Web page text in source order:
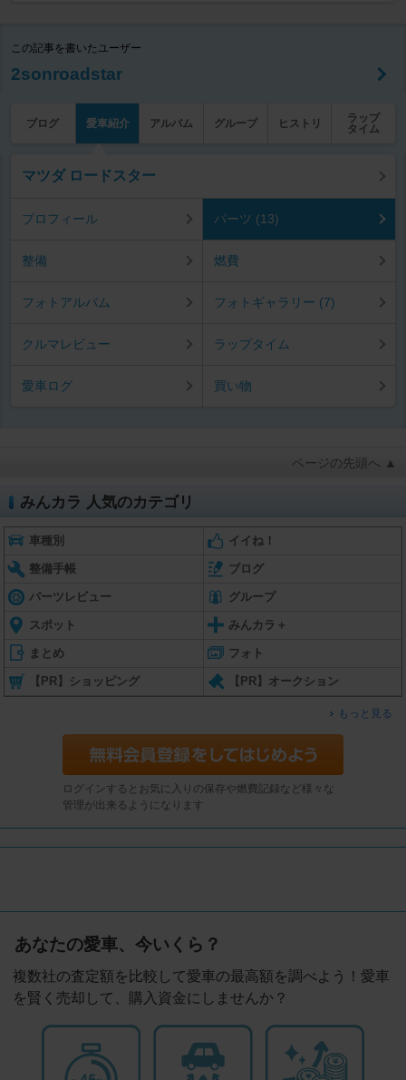
この記事を書いたユーザー
2sonroadstar
ブログ 愛車紹介 アルバム グループ ヒストリ
ラップ
タイム
マツダ ロードスター
プロフィール パーツ (13)
整備 燃費
フォトアルバム フォトギャラリー (7)
クルマレビュー ラップタイム
愛車ログ 買い物
ページの先頭へ ▲
みんカラ 人気のカテゴリ
車種別 イイね！
整備手帳 ブログ
パーツレビュー グループ
スポット みんカラ＋
まとめ フォト
【PR】ショッピング 【PR】オークション
もっと見る
ログインするとお気に入りの保存や燃費記録など様々な
管理が出来るようになります
あなたの愛車、今いくら？
複数社の査定額を比較して愛車の最高額を調べよう！愛車
を賢く売却して、購入資金にしませんか？